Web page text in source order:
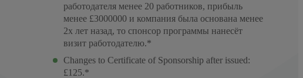
работодателя менее 20 работников, прибыль
менее £3000000 и компания была основана менее
2х лет назад, то спонсор программы нанесёт
визит работодателю.*
Changes to Certificate of Sponsorship after issued:
£125.*